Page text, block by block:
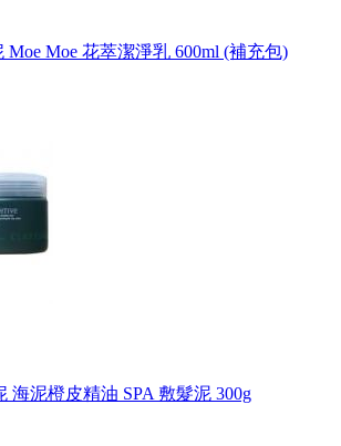
Moe Moe 花萃潔淨乳 600ml (補充包)
海泥橙皮精油 SPA 敷髮泥 300g